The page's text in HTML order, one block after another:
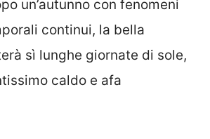
un’autunno con fenomeni
continui, la bella
sì lunghe giornate di sole,
caldo e afa